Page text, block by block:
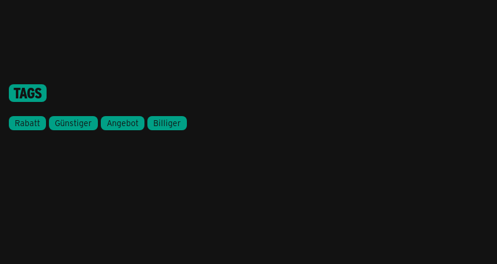
TAGS
Rabatt Günstiger Angebot Billiger